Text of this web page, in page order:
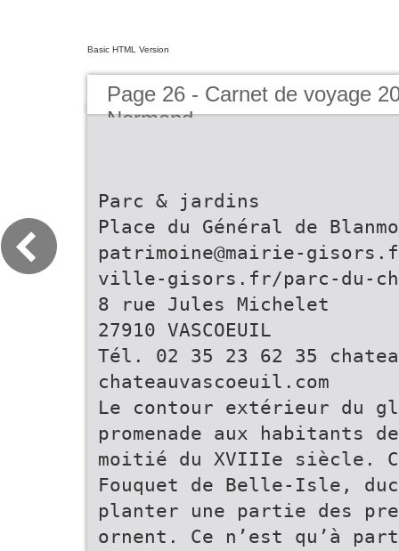
Basic HTML Version
Page 26 - Carnet de voyage
Normand
Parc & jardins
Place du Général de
patrimoine@mairie-
ville-gisors.fr/parc-du-
8 rue Jules Michelet
27910 VASCOEUIL
Tél. 02 35 23 62 35
chateauvascoeuil.com
Le contour extérieur du
promenade aux habitants
moitié du XVIIIe siècle.
Fouquet de Belle-Isle,
planter une partie des
ornent. Ce n’est qu’à